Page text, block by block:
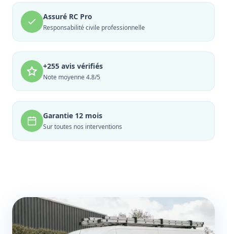
Assuré RC Pro
Responsabilité civile professionnelle
+255 avis vérifiés
Note moyenne 4.8/5
Garantie 12 mois
Sur toutes nos interventions